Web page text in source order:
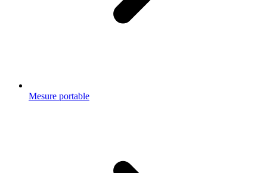
Mesure portable